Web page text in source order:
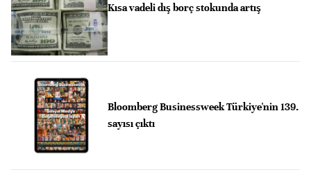
Kısa vadeli dış borç stokunda artış
Bloomberg Businessweek Türkiye'nin 139.
sayısı çıktı